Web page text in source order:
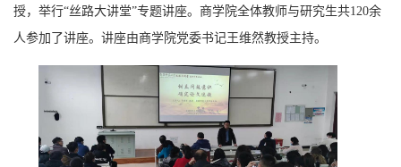
授，举行“丝路大讲堂”专题讲座。商学院全体教师与研究生共120余
人参加了讲座。讲座由商学院党委书记王维然教授主持。